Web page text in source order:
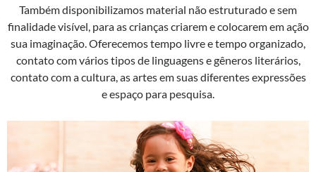
Também disponibilizamos material não estruturado e sem
finalidade visível, para as crianças criarem e colocarem em ação
sua imaginação. Oferecemos tempo livre e tempo organizado,
contato com vários tipos de linguagens e gêneros literários,
contato com a cultura, as artes em suas diferentes expressões
e espaço para pesquisa.